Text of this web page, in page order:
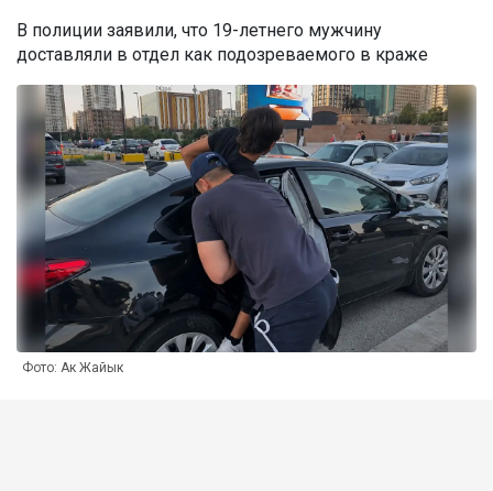
В полиции заявили, что 19-летнего мужчину
доставляли в отдел как подозреваемого в краже
Фото: Ак Жайык